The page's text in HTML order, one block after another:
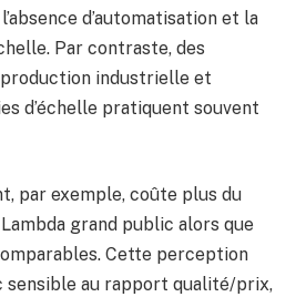
d’automatisation et la
Par contraste, des
production industrielle et
d’échelle pratiquent souvent
par exemple, coûte plus du
grand public alors que
Cette perception
au rapport qualité/prix,